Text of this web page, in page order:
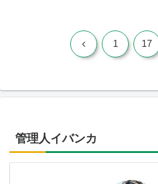
前 1 17
管理人イバンカ